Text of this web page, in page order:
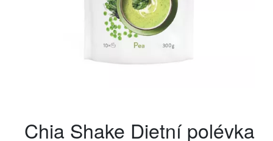
Chia Shake Dietní polévka